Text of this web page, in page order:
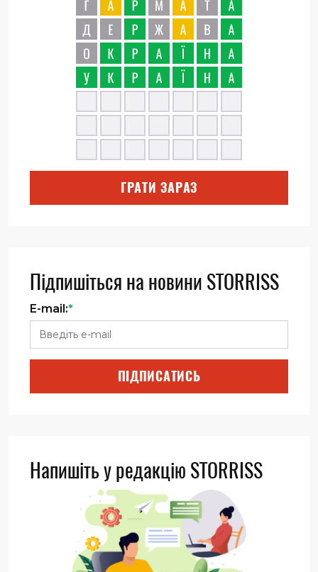
ГРАТИ ЗАРАЗ
Підпишіться на новини STORRISS
E-mail:*
ПІДПИСАТИСЬ
Напишіть у редакцію STORRISS